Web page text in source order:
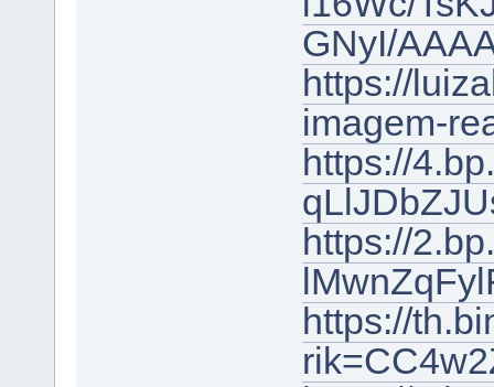
GNyI/
https://
imagem-
https://
https://
https://